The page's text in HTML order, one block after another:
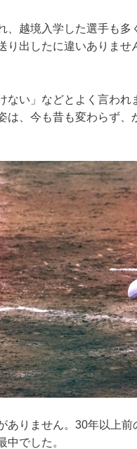
、越境入学した選手も
り出したに違いありませ
ない」などとよく言わ
は、今も昔も変わらず
ありません。30年以上
中でした。